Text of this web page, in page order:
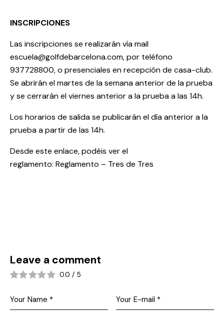
INSCRIPCIONES
Las inscripciones se realizarán vía mail
escuela@golfdebarcelona.com, por teléfono
937728800, o presenciales en recepción de casa-club.
Se abrirán el martes de la semana anterior de la prueba
y se cerrarán el viernes anterior a la prueba a las 14h.
Los horarios de salida se publicarán el día anterior a la
prueba a partir de las 14h.
Desde este enlace, podéis ver el
reglamento: Reglamento – Tres de Tres
Leave a comment
0.0 / 5